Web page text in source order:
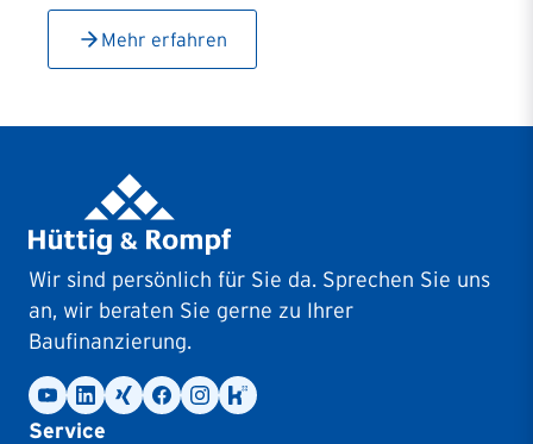
Mehr erfahren
Wir sind persönlich für Sie da. Sprechen Sie uns
an, wir beraten Sie gerne zu Ihrer
Baufinanzierung.
Service